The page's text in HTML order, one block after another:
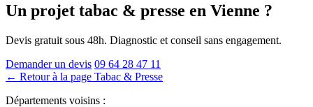
Un projet tabac & presse en Vienne ?
Devis gratuit sous 48h. Diagnostic et conseil sans engagement.
Demander un devis 09 64 28 47 11
← Retour à la page Tabac & Presse
Départements voisins :